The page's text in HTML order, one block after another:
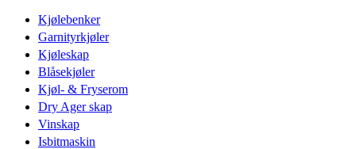
Kjølebenker
Garnityrkjøler
Kjøleskap
Blåsekjøler
Kjøl- & Fryserom
Dry Ager skap
Vinskap
Isbitmaskin